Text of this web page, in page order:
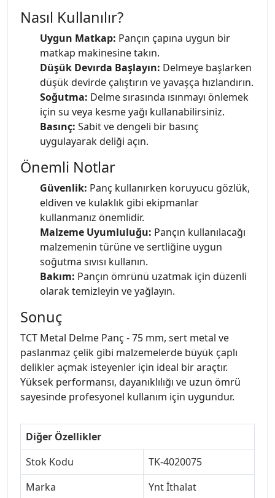
Nasıl Kullanılır?
Uygun Matkap: Pançın çapına uygun bir
matkap makinesine takın.
Düşük Devırda Başlayın: Delmeye başlarken
düşük devirde çalıştırın ve yavaşça hızlandırın.
Soğutma: Delme sırasında ısınmayı önlemek
için su veya kesme yağı kullanabilirsiniz.
Basınç: Sabit ve dengeli bir basınç
uygulayarak deliği açın.
Önemli Notlar
Güvenlik: Panç kullanırken koruyucu gözlük,
eldiven ve kulaklık gibi ekipmanlar
kullanmanız önemlidir.
Malzeme Uyumluluğu: Pançın kullanılacağı
malzemenin türüne ve sertliğine uygun
soğutma sıvısı kullanın.
Bakım: Pançın ömrünü uzatmak için düzenli
olarak temizleyin ve yağlayın.
Sonuç
TCT Metal Delme Panç - 75 mm, sert metal ve
paslanmaz çelik gibi malzemelerde büyük çaplı
delikler açmak isteyenler için ideal bir araçtır.
Yüksek performansı, dayanıklılığı ve uzun ömrü
sayesinde profesyonel kullanım için uygundur.
Diğer Özellikler
Stok Kodu
TK-4020075
Marka
Ynt İthalat